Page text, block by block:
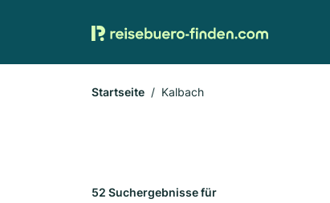
Startseite Kalbach
52 Suchergebnisse für